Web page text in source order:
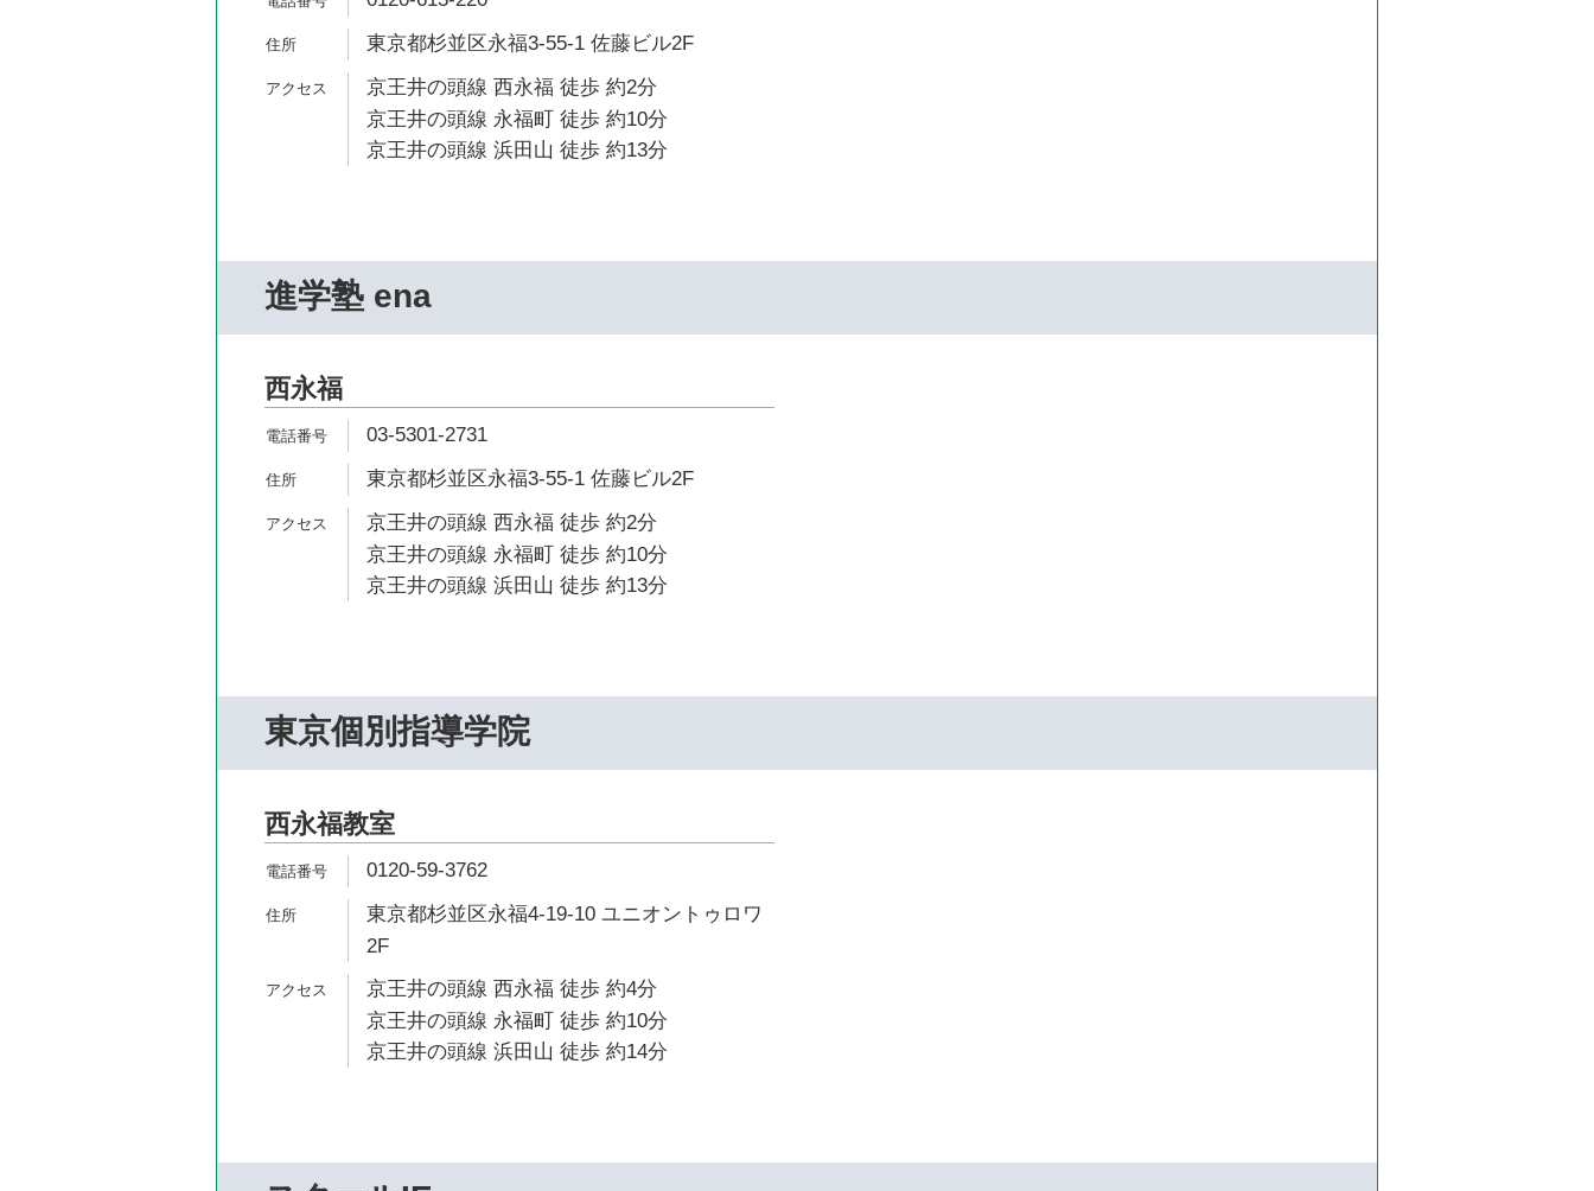
東京都杉並区永福3-55-1 佐藤ビル2F
京王井の頭線 西永福 徒歩 約2分
京王井の頭線 永福町 徒歩 約10分
京王井の頭線 浜田山 徒歩 約13分
進学塾 ena
西永福
03-5301-2731
東京都杉並区永福3-55-1 佐藤ビル2F
京王井の頭線 西永福 徒歩 約2分
京王井の頭線 永福町 徒歩 約10分
京王井の頭線 浜田山 徒歩 約13分
東京個別指導学院
西永福教室
0120-59-3762
東京都杉並区永福4-19-10 ユニオントゥロワ
2F
京王井の頭線 西永福 徒歩 約4分
京王井の頭線 永福町 徒歩 約10分
京王井の頭線 浜田山 徒歩 約14分